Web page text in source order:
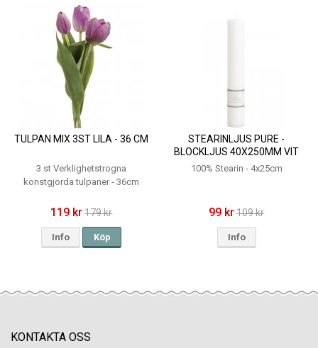
TULPAN MIX 3ST LILA - 36 CM
3 st Verklighetstrogna
konstgjorda tulpaner - 36cm
119 kr 179 kr
Info Köp
STEARINLJUS PURE -
BLOCKLJUS 40X250MM VIT
100% Stearin - 4x25cm
99 kr109 kr
Info
KONTAKTA OSS